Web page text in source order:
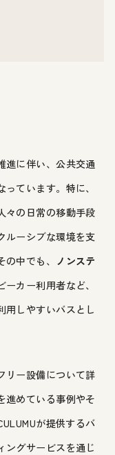
進に伴い、公共交通
ています。特に、
々の日常の移動手段
ルーシブな環境を支
中でも、 ノンステ
カー利用者など、
用しやすいバスとし
リー設備について詳
進めている事例やそ
が提供するバ
ングサービスを通じ